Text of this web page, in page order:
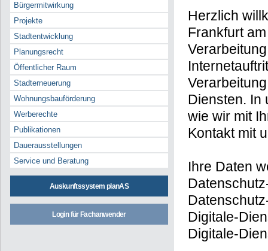
Bürgermitwirkung
Projekte
Stadtentwicklung
Planungsrecht
Öffentlicher Raum
Stadterneuerung
Wohnungsbauförderung
Werberechte
Publikationen
Dauerausstellungen
Service und Beratung
Auskunftssystem planAS
Login für Fachanwender
Herzlich
Frankfurt
Diensten. In
wie wir mit
Kontakt mit
Ihre Daten
Digitale-
Digitale-